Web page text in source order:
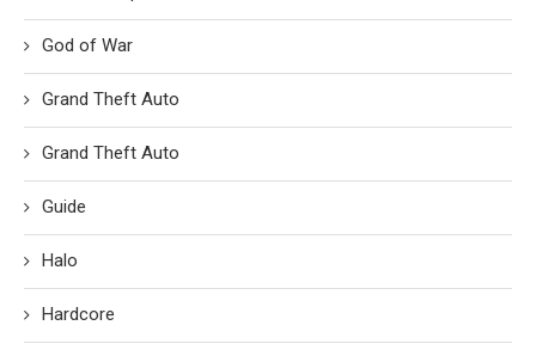
God of War
Grand Theft Auto
Grand Theft Auto
Guide
Halo
Hardcore